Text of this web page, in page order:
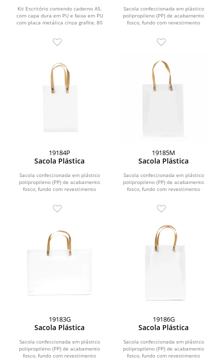
Kit Escritório contendo caderno A5,
com capa dura em PU e faixa em PU
com placa metálica cinza grafite, 80
Sacola confeccionada em plástico
polipropileno (PP) de acabamento
fosco, fundo com revestimento
19184P
Sacola Plástica
Sacola confeccionada em plástico
polipropileno (PP) de acabamento
fosco, fundo com revestimento
19185M
Sacola Plástica
Sacola confeccionada em plástico
polipropileno (PP) de acabamento
fosco, fundo com revestimento
19183G
Sacola Plástica
Sacola confeccionada em plástico
polipropileno (PP) de acabamento
fosco, fundo com revestimento
19186G
Sacola Plástica
Sacola confeccionada em plástico
polipropileno (PP) de acabamento
fosco, fundo com revestimento